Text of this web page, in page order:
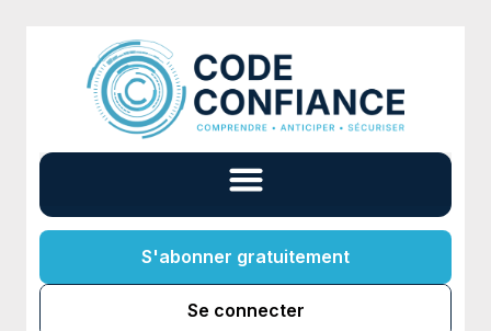
S'abonner gratuitement
Se connecter